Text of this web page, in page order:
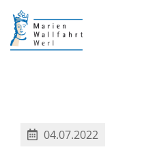
Wallfahrt
04.07.2022